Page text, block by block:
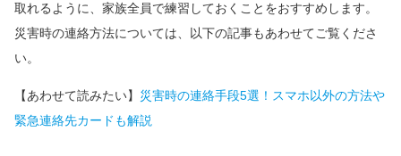
取れるように、家族全員で練習しておくことをおすすめします。
災害時の連絡方法については、以下の記事もあわせてご覧くださ
い。
【あわせて読みたい】 災害時の連絡手段5選！スマホ以外の方法や
緊急連絡先カードも解説